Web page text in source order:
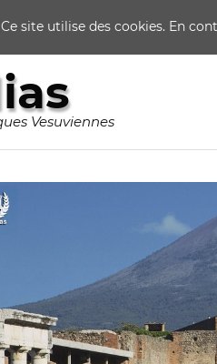
Ce site utilise des cookies. En
Vesuviennes